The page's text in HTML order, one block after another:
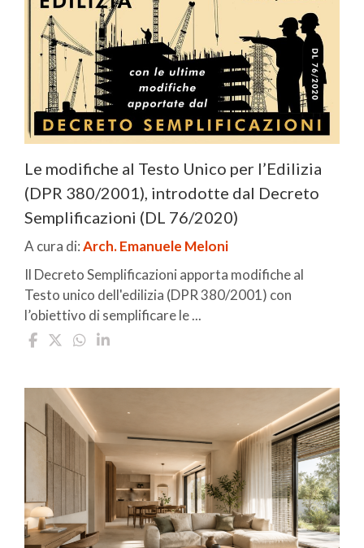
Le modifiche al Testo Unico per l’Edilizia
(DPR 380/2001), introdotte dal Decreto
Semplificazioni (DL 76/2020)
A cura di:Arch. Emanuele Meloni
Il Decreto Semplificazioni apporta modifiche al
Testo unico dell'edilizia (DPR 380/2001) con
l’obiettivo di semplificare le ...